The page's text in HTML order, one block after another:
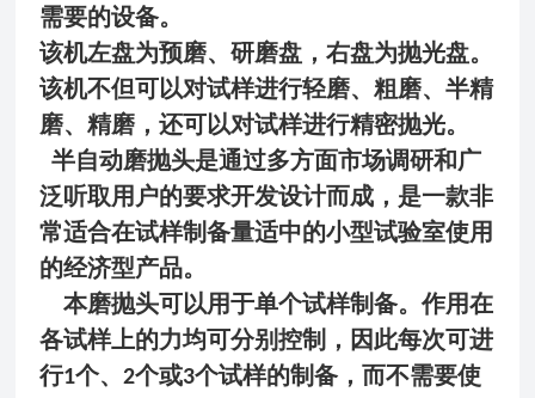
需要的设备。
该机左盘为预磨、研磨盘，右盘为抛光盘。
该机不但可以对试样进行轻磨、粗磨、半精
磨、精磨，还可以对试样进行精密抛光。
半自动磨抛头是通过多方面市场调研和广
泛听取用户的要求开发设计而成，是一款非
常适合在试样制备量适中的小型试验室使用
的经济型产品。
本磨抛头可以用于单个试样制备。作用在
各试样上的力均可分别控制，因此每次可进
行1个、 2个或3个试样的制备，而不需要使